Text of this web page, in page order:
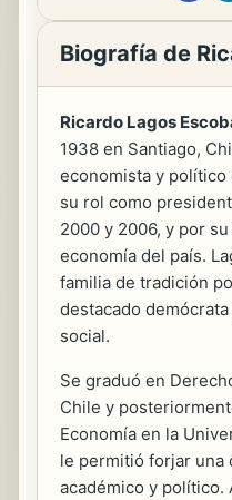
Biografía de
Ricardo Lagos
1938 en Santiago,
economista y
su rol como
2000 y 2006, y por
economía del país.
familia de tradición
destacado
social.
Se graduó en
Chile y
Economía en la
le permitió forjar una
académico y político.